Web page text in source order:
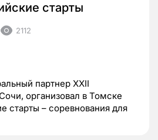
старты
2112
партнер XXII
организовал в Томске
старты – соревнования для